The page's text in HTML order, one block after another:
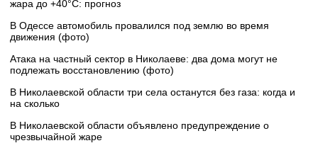
жара до +40°C: прогноз
В Одессе автомобиль провалился под землю во время
движения (фото)
Атака на частный сектор в Николаеве: два дома могут не
подлежать восстановлению (фото)
В Николаевской области три села останутся без газа: когда и
на сколько
В Николаевской области объявлено предупреждение о
чрезвычайной жаре